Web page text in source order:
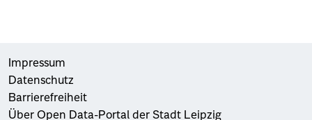
Impressum
Datenschutz
Barrierefreiheit
Über Open Data-Portal der Stadt Leipzig